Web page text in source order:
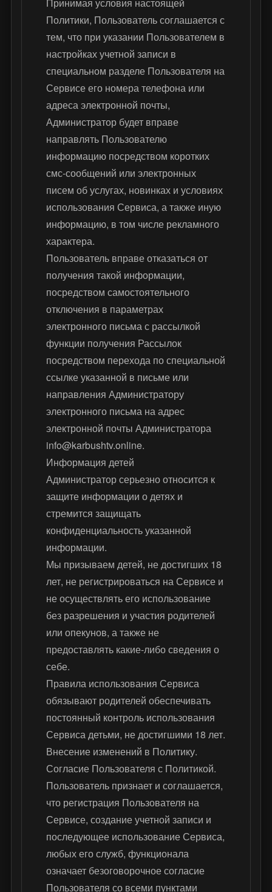
Политики, Пользователь соглашается с
тем, что при указании Пользователем в
настройках учетной записи в
специальном разделе Пользователя на
Сервисе его номера телефона или
адреса электронной почты,
Администратор будет вправе
направлять Пользователю
информацию посредством коротких
смс-сообщений или электронных
писем об услугах, новинках и условиях
использования Сервиса, а также иную
информацию, в том числе рекламного
характера.
Пользователь вправе отказаться от
получения такой информации,
посредством самостоятельного
отключения в параметрах
электронного письма с рассылкой
функции получения Рассылок
посредством перехода по специальной
ссылке указанной в письме или
направления Администратору
электронного письма на адрес
электронной почты Администратора
info@karbushtv.online.
Информация детей
Администратор серьезно относится к
защите информации о детях и
стремится защищать
конфиденциальность указанной
информации.
Мы призываем детей, не достигших 18
лет, не регистрироваться на Сервисе и
не осуществлять его использование
без разрешения и участия родителей
или опекунов, а также не
предоставлять какие-либо сведения о
себе.
Правила использования Сервиса
обязывают родителей обеспечивать
постоянный контроль использования
Сервиса детьми, не достигшими 18 лет.
Внесение изменений в Политику.
Согласие Пользователя с Политикой.
Пользователь признает и соглашается,
что регистрация Пользователя на
Сервисе, создание учетной записи и
последующее использование Сервиса,
любых его служб, функционала
означает безоговорочное согласие
Пользователя со всеми пунктами